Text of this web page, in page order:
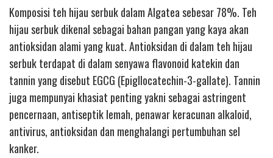
Komposisi teh hijau serbuk dalam Algatea sebesar 78%. Teh
hijau serbuk dikenal sebagai bahan pangan yang kaya akan
antioksidan alami yang kuat. Antioksidan di dalam teh hijau
serbuk terdapat di dalam senyawa flavonoid katekin dan
tannin yang disebut EGCG (Epigllocatechin-3-gallate). Tannin
juga mempunyai khasiat penting yakni sebagai astringent
pencernaan, antiseptik lemah, penawar keracunan alkaloid,
antivirus, antioksidan dan menghalangi pertumbuhan sel
kanker.